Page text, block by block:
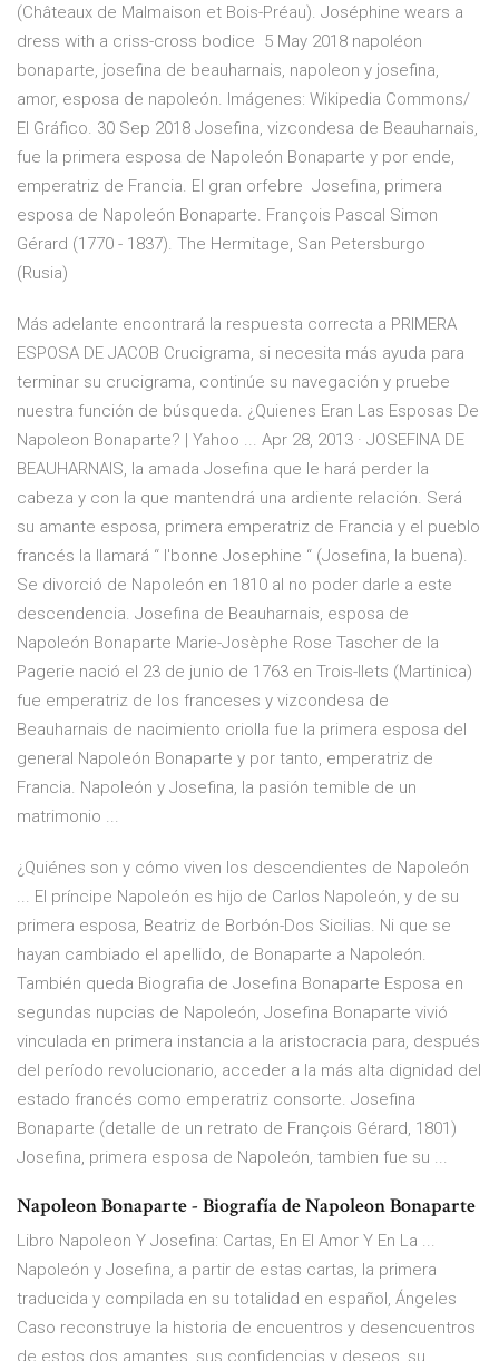
(Châteaux de Malmaison et Bois-Préau). Joséphine wears a
dress with a criss-cross bodice 5 May 2018 napoléon
bonaparte, josefina de beauharnais, napoleon y josefina,
amor, esposa de napoleón. Imágenes: Wikipedia Commons/
El Gráfico. 30 Sep 2018 Josefina, vizcondesa de Beauharnais,
fue la primera esposa de Napoleón Bonaparte y por ende,
emperatriz de Francia. El gran orfebre Josefina, primera
esposa de Napoleón Bonaparte. François Pascal Simon
Gérard (1770 - 1837). The Hermitage, San Petersburgo
(Rusia)
Más adelante encontrará la respuesta correcta a PRIMERA
ESPOSA DE JACOB Crucigrama, si necesita más ayuda para
terminar su crucigrama, continúe su navegación y pruebe
nuestra función de búsqueda. ¿Quienes Eran Las Esposas De
Napoleon Bonaparte? | Yahoo ... Apr 28, 2013 · JOSEFINA DE
BEAUHARNAIS, la amada Josefina que le hará perder la
cabeza y con la que mantendrá una ardiente relación. Será
su amante esposa, primera emperatriz de Francia y el pueblo
francés la llamará “ l'bonne Josephine “ (Josefina, la buena).
Se divorció de Napoleón en 1810 al no poder darle a este
descendencia. Josefina de Beauharnais, esposa de
Napoleón Bonaparte Marie-Josèphe Rose Tascher de la
Pagerie nació el 23 de junio de 1763 en Trois-Ilets (Martinica)
fue emperatriz de los franceses y vizcondesa de
Beauharnais de nacimiento criolla fue la primera esposa del
general Napoleón Bonaparte y por tanto, emperatriz de
Francia. Napoleón y Josefina, la pasión temible de un
matrimonio ...
¿Quiénes son y cómo viven los descendientes de Napoleón
... El príncipe Napoleón es hijo de Carlos Napoleón, y de su
primera esposa, Beatriz de Borbón-Dos Sicilias. Ni que se
hayan cambiado el apellido, de Bonaparte a Napoleón.
También queda Biografia de Josefina Bonaparte Esposa en
segundas nupcias de Napoleón, Josefina Bonaparte vivió
vinculada en primera instancia a la aristocracia para, después
del período revolucionario, acceder a la más alta dignidad del
estado francés como emperatriz consorte. Josefina
Bonaparte (detalle de un retrato de François Gérard, 1801)
Josefina, primera esposa de Napoleón, tambien fue su ...
Napoleon Bonaparte - Biografía de Napoleon Bonaparte
Libro Napoleon Y Josefina: Cartas, En El Amor Y En La ...
Napoleón y Josefina, a partir de estas cartas, la primera
traducida y compilada en su totalidad en español, Ángeles
Caso reconstruye la historia de encuentros y desencuentros